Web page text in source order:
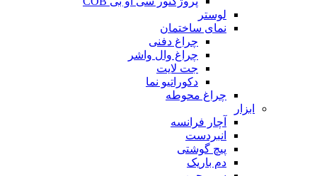
لوستر
نمای ساختمان
چراغ دفنی
چراغ وال واشر
جت لایت
دکوراتیو نما
چراغ محوطه
ابزار
آچار فرانسه
انبردست
پیچ گوشتی
دم باریک